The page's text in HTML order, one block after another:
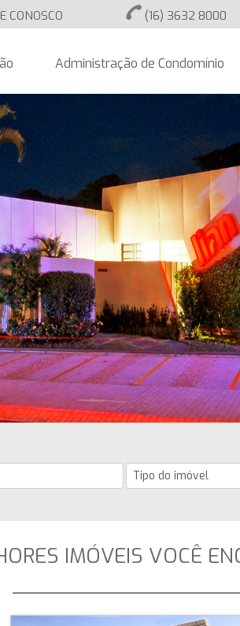
CONOSCO (16) 3632 8000
Administração de Condomínio
IMÓVEIS VOCÊ